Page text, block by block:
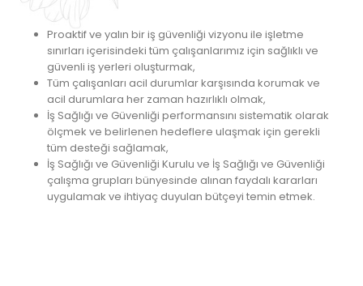
Proaktif ve yalın bir iş güvenliği vizyonu ile işletme
sınırları içerisindeki tüm çalışanlarımız için sağlıklı ve
güvenli iş yerleri oluşturmak,
Tüm çalışanları acil durumlar karşısında korumak ve
acil durumlara her zaman hazırlıklı olmak,
İş Sağlığı ve Güvenliği performansını sistematik olarak
ölçmek ve belirlenen hedeflere ulaşmak için gerekli
tüm desteği sağlamak,
İş Sağlığı ve Güvenliği Kurulu ve İş Sağlığı ve Güvenliği
çalışma grupları bünyesinde alınan faydalı kararları
uygulamak ve ihtiyaç duyulan bütçeyi temin etmek.